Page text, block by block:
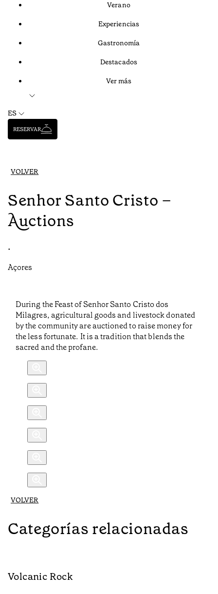
Verano
Experiencias
Gastronomía
Destacados
Ver más
ES
RESERVAR
VOLVER
Senhor Santo Cristo –
Auctions
•
Açores
During the Feast of Senhor Santo Cristo dos
Milagres, agricultural goods and livestock donated
by the community are auctioned to raise money for
the less fortunate. It is a tradition that blends the
sacred and the profane.
VOLVER
Categorías relacionadas
Volcanic Rock